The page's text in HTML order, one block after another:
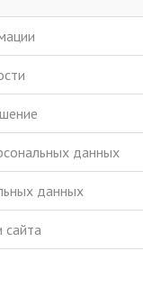
данных
данных
сайта